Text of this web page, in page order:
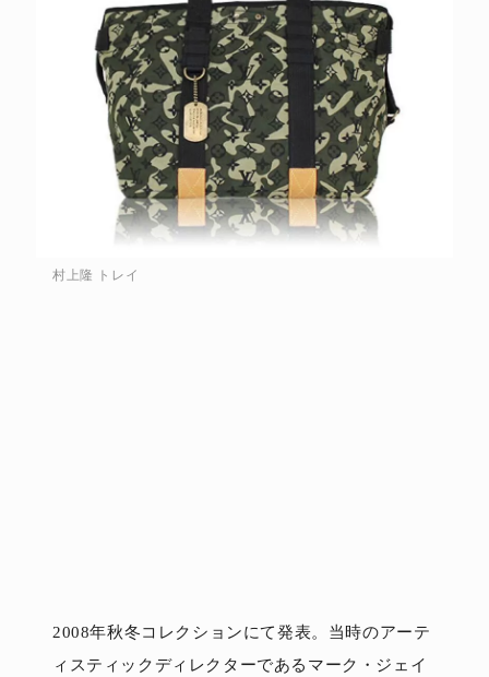
村上隆 トレイ
2008年秋冬コレクションにて発表。当時のアーテ
ィスティックディレクターであるマーク・ジェイ